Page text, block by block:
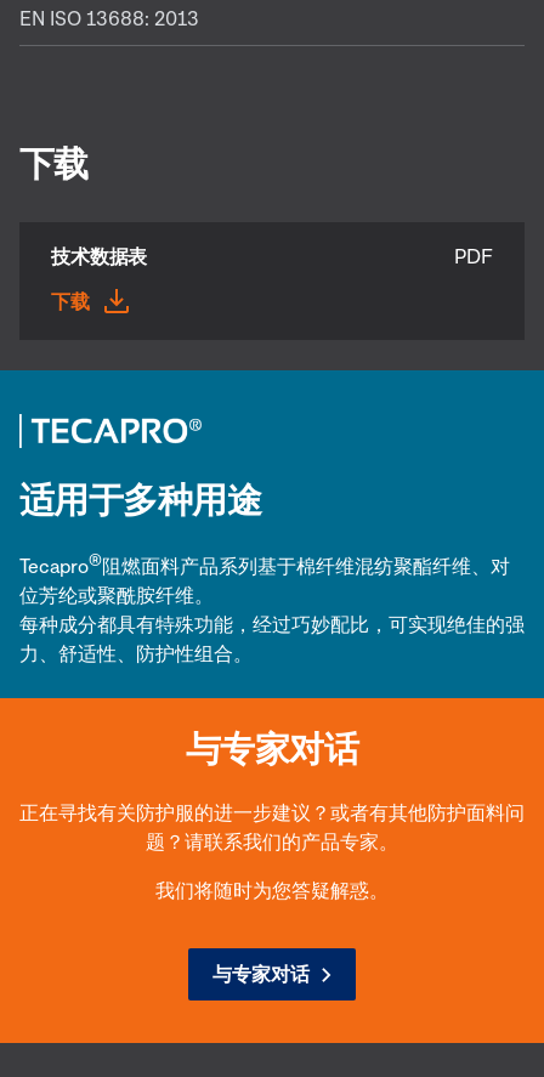
EN ISO 13688: 2013
下载
技术数据表
PDF
下载
适用于多种用途
Tecapro®阻燃面料产品系列基于棉纤维混纺聚酯纤维、对
位芳纶或聚酰胺纤维。
每种成分都具有特殊功能，经过巧妙配比，可实现绝佳的强
力、舒适性、防护性组合。
与专家对话
正在寻找有关防护服的进一步建议？或者有其他防护面料问
题？请联系我们的产品专家。
我们将随时为您答疑解惑。
与专家对话